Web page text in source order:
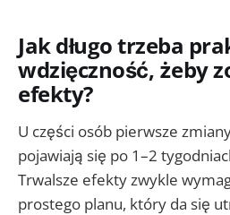
Jak długo trzeba
wdzięczność, żeby
efekty?
U części osób pierwsze
pojawiają się po 1–2
Trwalsze efekty zwykle
prostego planu, który da się